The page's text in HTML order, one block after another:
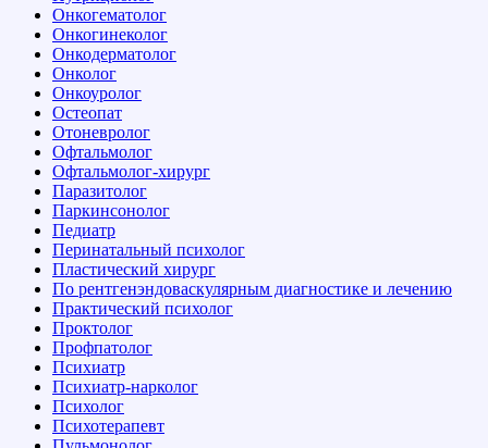
Онкогематолог
Онкогинеколог
Онкодерматолог
Онколог
Онкоуролог
Остеопат
Отоневролог
Офтальмолог
Офтальмолог-хирург
Паразитолог
Паркинсонолог
Педиатр
Перинатальный психолог
Пластический хирург
По рентгенэндоваскулярным диагностике и лечению
Практический психолог
Проктолог
Профпатолог
Психиатр
Психиатр-нарколог
Психолог
Психотерапевт